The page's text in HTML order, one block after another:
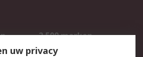
2.500 merken
Inkoopoplossingen
uw privacy